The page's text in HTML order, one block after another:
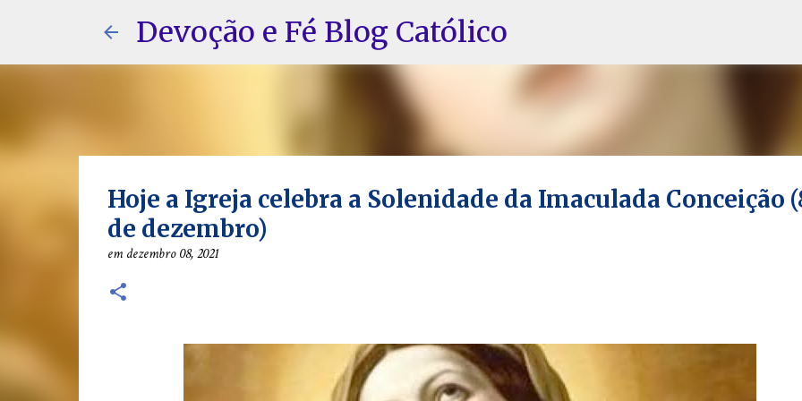
Pular para o conteúdo principal
Devoção e Fé Blog Católico
Hoje a Igreja celebra a Solenidade da Imaculada Conceição
de dezembro)
emdezembro 08, 2021